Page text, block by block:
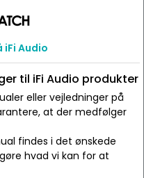
iFi Audio
til iFi Audio produkter
eller vejledninger på
at der medfølger
findes i det ønskede
hvad vi kan for at